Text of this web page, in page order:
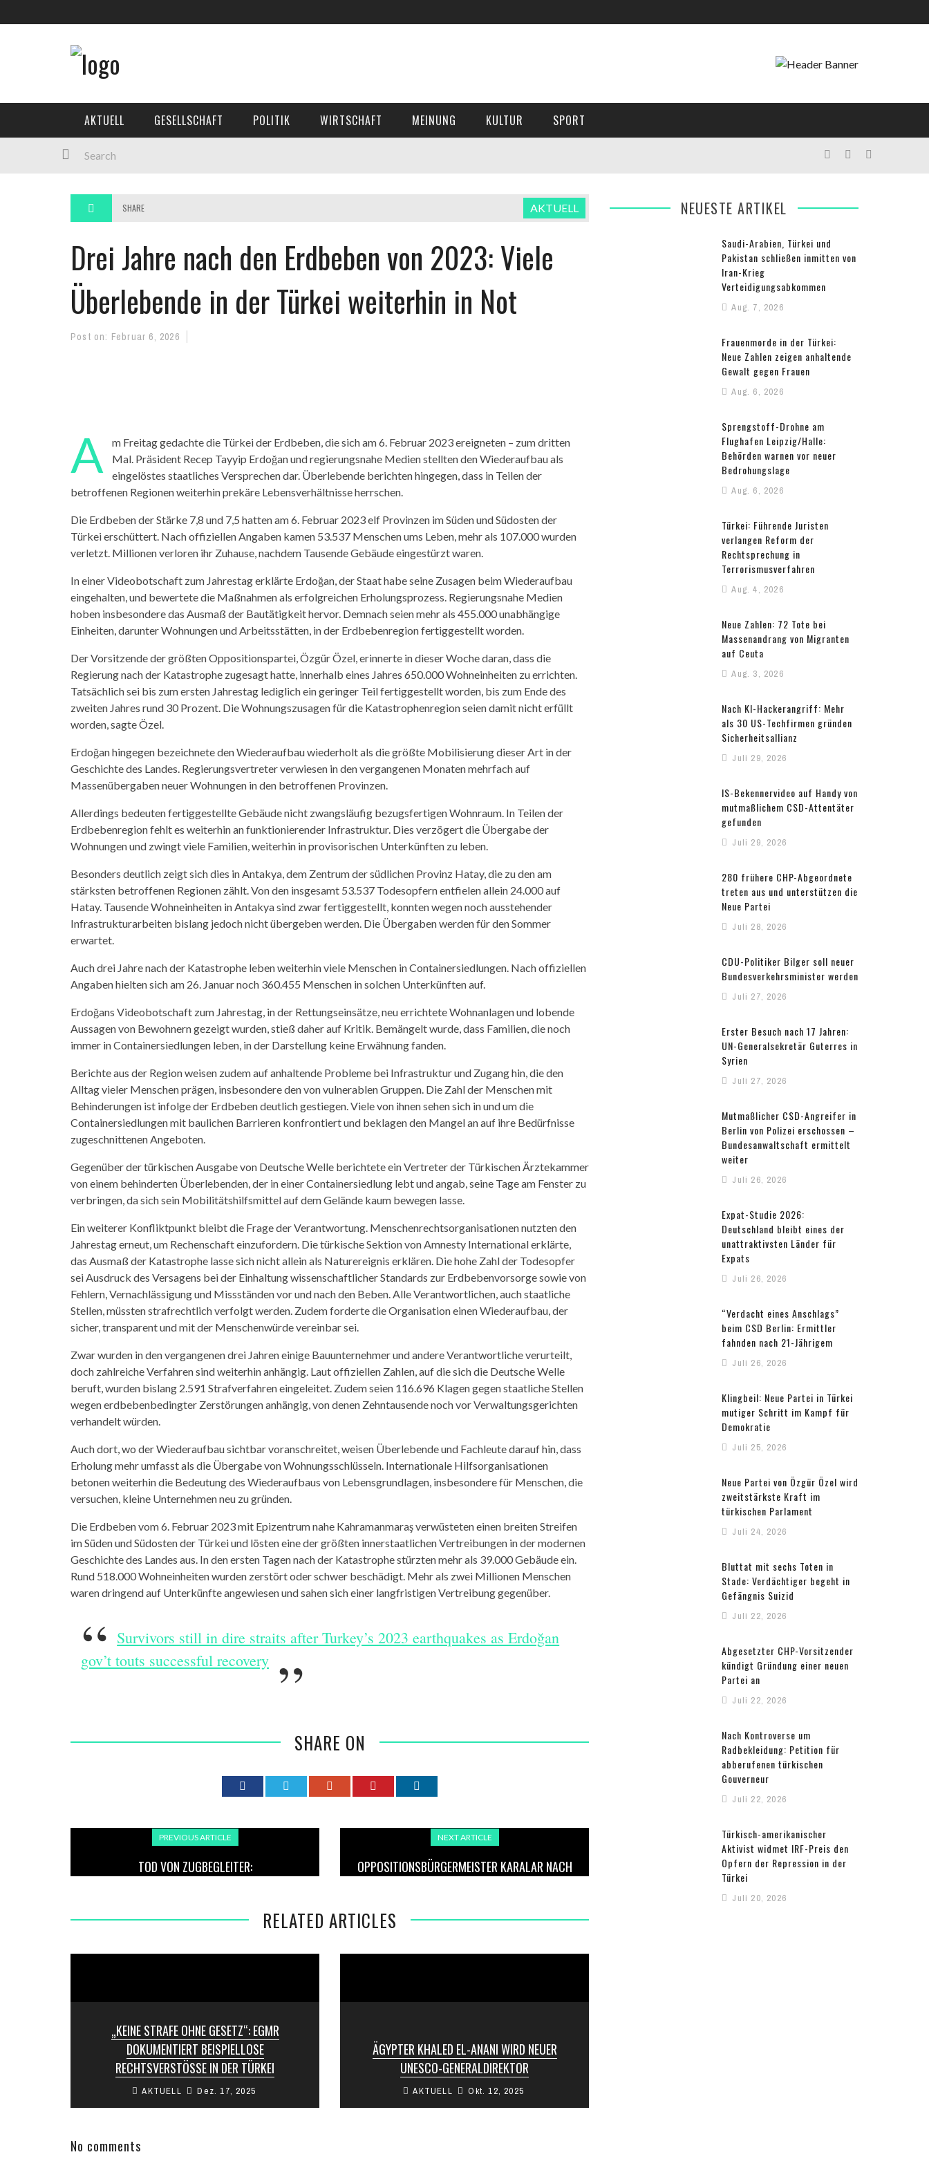
AKTUELL GESELLSCHAFT POLITIK WIRTSCHAFT MEINUNG KULTUR SPORT
SHARE AKTUELL
Drei Jahre nach den Erdbeben von 2023: Viele
Überlebende in der Türkei weiterhin in Not
Post on: Februar 6, 2026
A
m Freitag gedachte die Türkei der Erdbeben, die sich am 6. Februar 2023 ereigneten – zum dritten
Mal. Präsident Recep Tayyip Erdoğan und regierungsnahe Medien stellten den Wiederaufbau als
eingelöstes staatliches Versprechen dar. Überlebende berichten hingegen, dass in Teilen der
betroffenen Regionen weiterhin prekäre Lebensverhältnisse herrschen.
Die Erdbeben der Stärke 7,8 und 7,5 hatten am 6. Februar 2023 elf Provinzen im Süden und Südosten der
Türkei erschüttert. Nach offiziellen Angaben kamen 53.537 Menschen ums Leben, mehr als 107.000 wurden
verletzt. Millionen verloren ihr Zuhause, nachdem Tausende Gebäude eingestürzt waren.
In einer Videobotschaft zum Jahrestag erklärte Erdoğan, der Staat habe seine Zusagen beim Wiederaufbau
eingehalten, und bewertete die Maßnahmen als erfolgreichen Erholungsprozess. Regierungsnahe Medien
hoben insbesondere das Ausmaß der Bautätigkeit hervor. Demnach seien mehr als 455.000 unabhängige
Einheiten, darunter Wohnungen und Arbeitsstätten, in der Erdbebenregion fertiggestellt worden.
Der Vorsitzende der größten Oppositionspartei, Özgür Özel, erinnerte in dieser Woche daran, dass die
Regierung nach der Katastrophe zugesagt hatte, innerhalb eines Jahres 650.000 Wohneinheiten zu errichten.
Tatsächlich sei bis zum ersten Jahrestag lediglich ein geringer Teil fertiggestellt worden, bis zum Ende des
zweiten Jahres rund 30 Prozent. Die Wohnungszusagen für die Katastrophenregion seien damit nicht erfüllt
worden, sagte Özel.
Erdoğan hingegen bezeichnete den Wiederaufbau wiederholt als die größte Mobilisierung dieser Art in der
Geschichte des Landes. Regierungsvertreter verwiesen in den vergangenen Monaten mehrfach auf
Massenübergaben neuer Wohnungen in den betroffenen Provinzen.
Allerdings bedeuten fertiggestellte Gebäude nicht zwangsläufig bezugsfertigen Wohnraum. In Teilen der
Erdbebenregion fehlt es weiterhin an funktionierender Infrastruktur. Dies verzögert die Übergabe der
Wohnungen und zwingt viele Familien, weiterhin in provisorischen Unterkünften zu leben.
Besonders deutlich zeigt sich dies in Antakya, dem Zentrum der südlichen Provinz Hatay, die zu den am
stärksten betroffenen Regionen zählt. Von den insgesamt 53.537 Todesopfern entfielen allein 24.000 auf
Hatay. Tausende Wohneinheiten in Antakya sind zwar fertiggestellt, konnten wegen noch ausstehender
Infrastrukturarbeiten bislang jedoch nicht übergeben werden. Die Übergaben werden für den Sommer
erwartet.
Auch drei Jahre nach der Katastrophe leben weiterhin viele Menschen in Containersiedlungen. Nach offiziellen
Angaben hielten sich am 26. Januar noch 360.455 Menschen in solchen Unterkünften auf.
Erdoğans Videobotschaft zum Jahrestag, in der Rettungseinsätze, neu errichtete Wohnanlagen und lobende
Aussagen von Bewohnern gezeigt wurden, stieß daher auf Kritik. Bemängelt wurde, dass Familien, die noch
immer in Containersiedlungen leben, in der Darstellung keine Erwähnung fanden.
Berichte aus der Region weisen zudem auf anhaltende Probleme bei Infrastruktur und Zugang hin, die den
Alltag vieler Menschen prägen, insbesondere den von vulnerablen Gruppen. Die Zahl der Menschen mit
Behinderungen ist infolge der Erdbeben deutlich gestiegen. Viele von ihnen sehen sich in und um die
Containersiedlungen mit baulichen Barrieren konfrontiert und beklagen den Mangel an auf ihre Bedürfnisse
zugeschnittenen Angeboten.
Gegenüber der türkischen Ausgabe von Deutsche Welle berichtete ein Vertreter der Türkischen Ärztekammer
von einem behinderten Überlebenden, der in einer Containersiedlung lebt und angab, seine Tage am Fenster zu
verbringen, da sich sein Mobilitätshilfsmittel auf dem Gelände kaum bewegen lasse.
Ein weiterer Konfliktpunkt bleibt die Frage der Verantwortung. Menschenrechtsorganisationen nutzten den
Jahrestag erneut, um Rechenschaft einzufordern. Die türkische Sektion von Amnesty International erklärte,
das Ausmaß der Katastrophe lasse sich nicht allein als Naturereignis erklären. Die hohe Zahl der Todesopfer
sei Ausdruck des Versagens bei der Einhaltung wissenschaftlicher Standards zur Erdbebenvorsorge sowie von
Fehlern, Vernachlässigung und Missständen vor und nach den Beben. Alle Verantwortlichen, auch staatliche
Stellen, müssten strafrechtlich verfolgt werden. Zudem forderte die Organisation einen Wiederaufbau, der
sicher, transparent und mit der Menschenwürde vereinbar sei.
Zwar wurden in den vergangenen drei Jahren einige Bauunternehmer und andere Verantwortliche verurteilt,
doch zahlreiche Verfahren sind weiterhin anhängig. Laut offiziellen Zahlen, auf die sich die Deutsche Welle
beruft, wurden bislang 2.591 Strafverfahren eingeleitet. Zudem seien 116.696 Klagen gegen staatliche Stellen
wegen erdbebenbedingter Zerstörungen anhängig, von denen Zehntausende noch vor Verwaltungsgerichten
verhandelt würden.
Auch dort, wo der Wiederaufbau sichtbar voranschreitet, weisen Überlebende und Fachleute darauf hin, dass
Erholung mehr umfasst als die Übergabe von Wohnungsschlüsseln. Internationale Hilfsorganisationen
betonen weiterhin die Bedeutung des Wiederaufbaus von Lebensgrundlagen, insbesondere für Menschen, die
versuchen, kleine Unternehmen neu zu gründen.
Die Erdbeben vom 6. Februar 2023 mit Epizentrum nahe Kahramanmaraş verwüsteten einen breiten Streifen
im Süden und Südosten der Türkei und lösten eine der größten innerstaatlichen Vertreibungen in der modernen
Geschichte des Landes aus. In den ersten Tagen nach der Katastrophe stürzten mehr als 39.000 Gebäude ein.
Rund 518.000 Wohneinheiten wurden zerstört oder schwer beschädigt. Mehr als zwei Millionen Menschen
waren dringend auf Unterkünfte angewiesen und sahen sich einer langfristigen Vertreibung gegenüber.
Survivors still in dire straits after Turkey’s 2023 earthquakes as Erdoğan
gov’t touts successful recovery
SHARE ON
PREVIOUS ARTICLE
TOD VON ZUGBEGLEITER:
NEXT ARTICLE
OPPOSITIONSBÜRGERMEISTER KARALAR NACH
RELATED ARTICLES
„KEINE STRAFE OHNE GESETZ“: EGMR
DOKUMENTIERT BEISPIELLOSE
RECHTSVERSTÖSSE IN DER TÜRKEI
Der Europäische Gerichtshof für
Menschenrechte (EGMR) hat in Bezug auf die
willkürlichen und rechtswidrigen ...
AKTUELL Dez. 17, 2025
ÄGYPTER KHALED EL-ANANI WIRD NEUER
UNESCO-GENERALDIREKTOR
Die UNESCO hat den ehemaligen ägyptischen
Minister Khaled El-Anani zu ihrem neuen
AKTUELL Okt. 12, 2025
No comments
NEUESTE ARTIKEL
Saudi-Arabien, Türkei und
Pakistan schließen inmitten von
Iran-Krieg
Verteidigungsabkommen
Aug. 7, 2026
Frauenmorde in der Türkei:
Neue Zahlen zeigen anhaltende
Gewalt gegen Frauen
Aug. 6, 2026
Sprengstoff-Drohne am
Flughafen Leipzig/Halle:
Behörden warnen vor neuer
Bedrohungslage
Aug. 6, 2026
Türkei: Führende Juristen
verlangen Reform der
Rechtsprechung in
Terrorismusverfahren
Aug. 4, 2026
Neue Zahlen: 72 Tote bei
Massenandrang von Migranten
auf Ceuta
Aug. 3, 2026
Nach KI-Hackerangriff: Mehr
als 30 US-Techfirmen gründen
Sicherheitsallianz
Juli 29, 2026
IS-Bekennervideo auf Handy von
mutmaßlichem CSD-Attentäter
gefunden
Juli 29, 2026
280 frühere CHP-Abgeordnete
treten aus und unterstützen die
Neue Partei
Juli 28, 2026
CDU-Politiker Bilger soll neuer
Bundesverkehrsminister werden
Juli 27, 2026
Erster Besuch nach 17 Jahren:
UN-Generalsekretär Guterres in
Syrien
Juli 27, 2026
Mutmaßlicher CSD-Angreifer in
Berlin von Polizei erschossen –
Bundesanwaltschaft ermittelt
weiter
Juli 26, 2026
Expat-Studie 2026:
Deutschland bleibt eines der
unattraktivsten Länder für
Expats
Juli 26, 2026
“Verdacht eines Anschlags”
beim CSD Berlin: Ermittler
fahnden nach 21-Jährigem
Juli 26, 2026
Klingbeil: Neue Partei in Türkei
mutiger Schritt im Kampf für
Demokratie
Juli 25, 2026
Neue Partei von Özgür Özel wird
zweitstärkste Kraft im
türkischen Parlament
Juli 24, 2026
Bluttat mit sechs Toten in
Stade: Verdächtiger begeht in
Gefängnis Suizid
Juli 22, 2026
Abgesetzter CHP-Vorsitzender
kündigt Gründung einer neuen
Partei an
Juli 22, 2026
Nach Kontroverse um
Radbekleidung: Petition für
abberufenen türkischen
Gouverneur
Juli 22, 2026
Türkisch-amerikanischer
Aktivist widmet IRF-Preis den
Opfern der Repression in der
Türkei
Juli 20, 2026